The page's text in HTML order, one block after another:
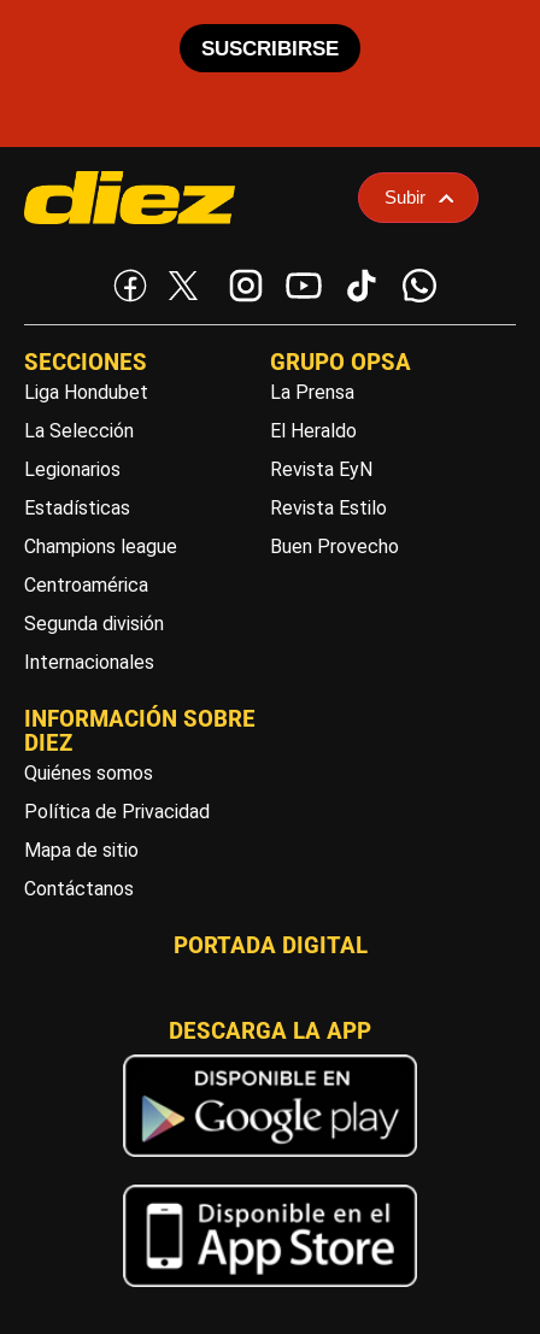
SUSCRIBIRSE
Subir
SECCIONES
Liga Hondubet
La Selección
Legionarios
Estadísticas
Champions league
Centroamérica
Segunda división
Internacionales
GRUPO OPSA
La Prensa
El Heraldo
Revista EyN
Revista Estilo
Buen Provecho
INFORMACIÓN SOBRE
DIEZ
Quiénes somos
Política de Privacidad
Mapa de sitio
Contáctanos
PORTADA DIGITAL
DESCARGA LA APP